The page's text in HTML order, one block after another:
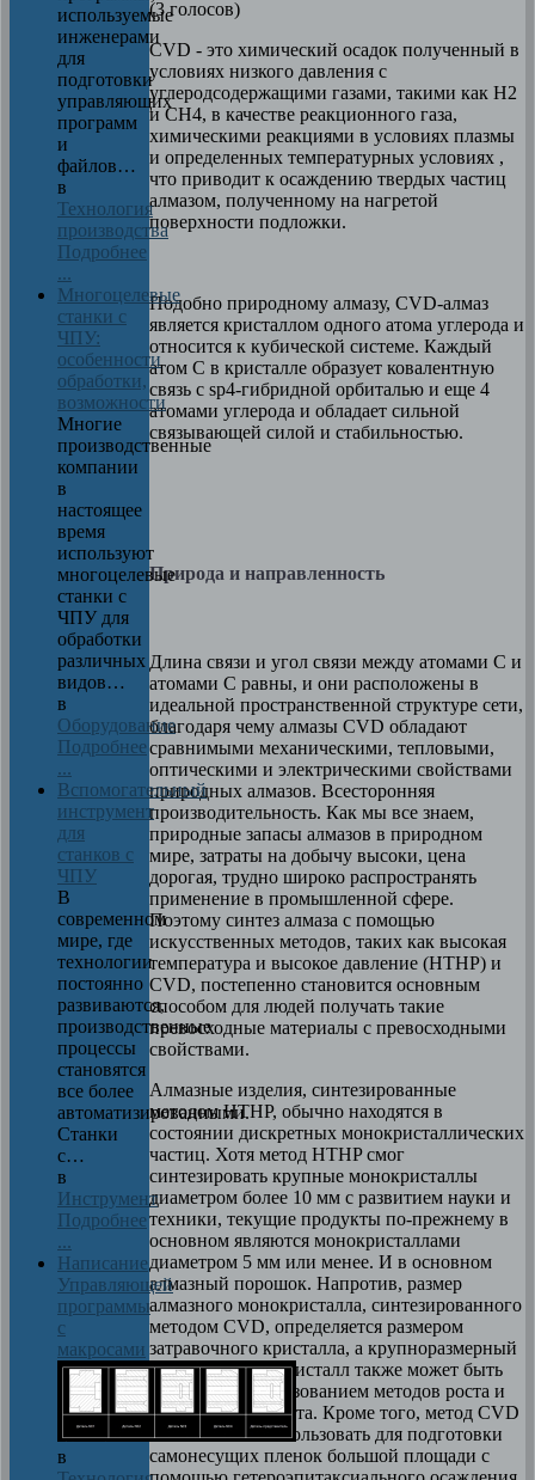
(3 голосов)
CVD - это химический осадок полученный в
условиях низкого давления с
углеродсодержащими газами, такими как H2
и CH4, в качестве реакционного газа,
химическими реакциями в условиях плазмы
и определенных температурных условиях ,
что приводит к осаждению твердых частиц
алмазом, полученному на нагретой
поверхности подложки.
Подобно природному алмазу, CVD-алмаз
является кристаллом одного атома углерода и
относится к кубической системе. Каждый
атом С в кристалле образует ковалентную
связь с sp4-гибридной орбиталью и еще 4
атомами углерода и обладает сильной
связывающей силой и стабильностью.
Природа и направленность
Длина связи и угол связи между атомами C и
атомами C равны, и они расположены в
идеальной пространственной структуре сети,
благодаря чему алмазы CVD обладают
сравнимыми механическими, тепловыми,
оптическими и электрическими свойствами
природных алмазов. Всесторонняя
производительность. Как мы все знаем,
природные запасы алмазов в природном
мире, затраты на добычу высоки, цена
дорогая, трудно широко распространять
применение в промышленной сфере.
Поэтому синтез алмаза с помощью
искусственных методов, таких как высокая
температура и высокое давление (HTHP) и
CVD, постепенно становится основным
способом для людей получать такие
превосходные материалы с превосходными
свойствами.
Алмазные изделия, синтезированные
методом HTHP, обычно находятся в
состоянии дискретных монокристаллических
частиц. Хотя метод HTHP смог
синтезировать крупные монокристаллы
диаметром более 10 мм с развитием науки и
техники, текущие продукты по-прежнему в
основном являются монокристаллами
диаметром 5 мм или менее. И в основном
алмазный порошок. Напротив, размер
алмазного монокристалла, синтезированного
методом CVD, определяется размером
затравочного кристалла, а крупноразмерный
алмазный монокристалл также может быть
получен с использованием методов роста и
«мозаичного» роста. Кроме того, метод CVD
можно также использовать для подготовки
самонесущих пленок большой площади с
используемые
инженерами
для
подготовки
управляющих
программ
и
файлов…
в
Технология
производства
Подробнее
...
Многоцелевые
станки с
ЧПУ:
особенности
обработки,
возможности
Многие
производственные
компании
в
настоящее
время
используют
многоцелевые
станки с
ЧПУ для
обработки
различных
видов…
в
Оборудование
Подробнее
...
Вспомогательный
инструмент
для
станков с
ЧПУ
В
современном
мире, где
технологии
постоянно
развиваются,
производственные
процессы
становятся
все более
автоматизированными.
Станки
с…
в
Инструмент
Подробнее
...
Написание
Управляющей
программы
с
макросами
в